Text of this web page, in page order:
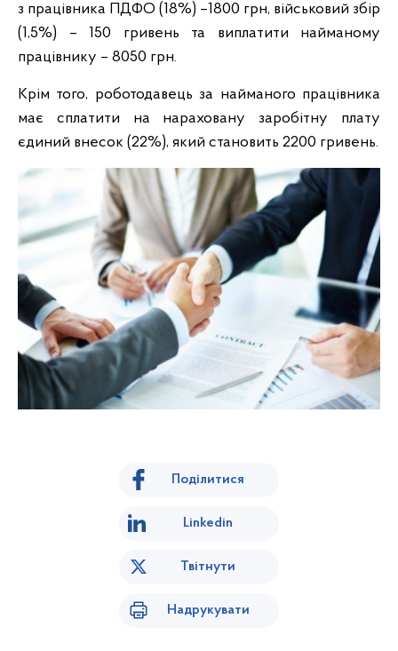
з працівника ПДФО (18%) –1800 грн, військовий збір
(1,5%) – 150 гривень та виплатити найманому
працівнику – 8050 грн.
Крім того, роботодавець за найманого працівника
має сплатити на нараховану заробітну плату
єдиний внесок (22%), який становить 2200 гривень.
Поділитися
Linkedin
Твітнути
Надрукувати